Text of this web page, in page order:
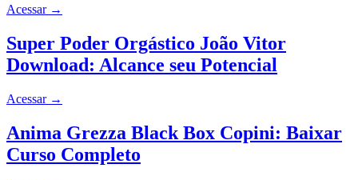
Acessar →
Super Poder Orgástico João Vitor
Download: Alcance seu Potencial
Acessar →
Anima Grezza Black Box Copini: Baixar
Curso Completo